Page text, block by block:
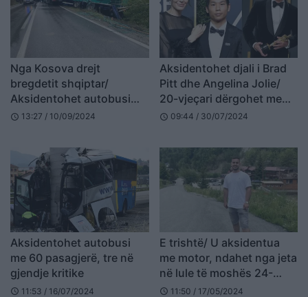
Nga Kosova drejt
bregdetit shqiptar/
Aksidentohet autobusi
me pensionistë (FOTO)
schedule 13:27 / 10/09/2024
Aksidentohet djali i Brad
Pitt dhe Angelina Jolie/
20-vjeçari dërgohet me
urgjencë në spital, pëson
schedule 09:44 / 30/07/2024
Aksidentohet autobusi
me 60 pasagjerë, tre në
gjendje kritike
schedule 11:53 / 16/07/2024
E trishtë/ U aksidentua
me motor, ndahet nga jeta
në lule të moshës 24-
vjeçari nga Gjilani
schedule 11:50 / 17/05/2024